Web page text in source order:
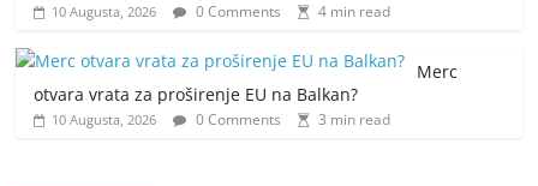
10 Augusta, 2026 0 Comments 4 min read
Merc
otvara vrata za proširenje EU na Balkan?
10 Augusta, 2026 0 Comments 3 min read